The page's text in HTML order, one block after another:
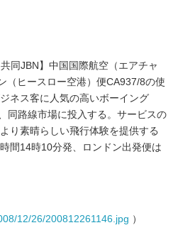
同JBN】中国国際航空（エアチャ
（ヒースロー空港）便CA937/8の使
ネス客に人気の高いボーイング
同路線市場に投入する。サービスの
り素晴らしい飛行体験を提供する
間14時10分発、ロンドン出発便は
12/26/200812261146.jpg ）